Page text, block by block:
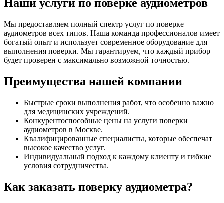
Наши услуги по поверке аудиометров
Мы предоставляем полный спектр услуг по поверке
аудиометров всех типов. Наша команда профессионалов имеет
богатый опыт и использует современное оборудование для
выполнения поверки. Мы гарантируем, что каждый прибор
будет проверен с максимально возможной точностью.
Преимущества нашей компании
Быстрые сроки выполнения работ, что особенно важно
для медицинских учреждений.
Конкурентоспособные цены на услуги поверки
аудиометров в Москве.
Квалифицированные специалисты, которые обеспечат
высокое качество услуг.
Индивидуальный подход к каждому клиенту и гибкие
условия сотрудничества.
Как заказать поверку аудиометра?